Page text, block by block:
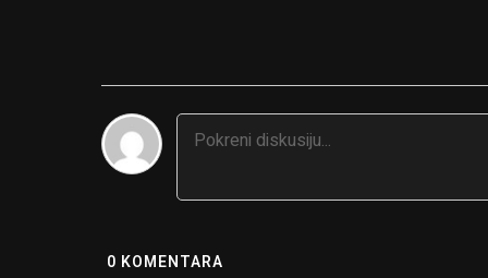
0 KOMENTARA